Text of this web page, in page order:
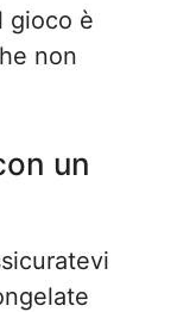
gioco è
non
un